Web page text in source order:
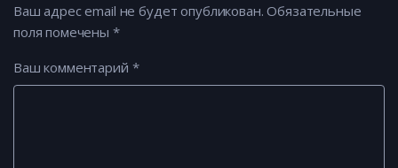
Ваш адрес email не будет опубликован. Обязательные
поля помечены *
Ваш комментарий *